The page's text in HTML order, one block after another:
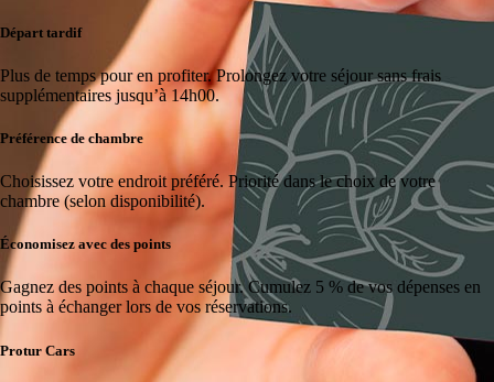
Départ tardif
Plus de temps pour en profiter. Prolongez votre séjour sans frais
supplémentaires jusqu’à 14h00.
Préférence de chambre
Choisissez votre endroit préféré. Priorité dans le choix de votre
chambre (selon disponibilité).
Économisez avec des points
Gagnez des points à chaque séjour. Cumulez 5 % de vos dépenses en
points à échanger lors de vos réservations.
Protur Cars